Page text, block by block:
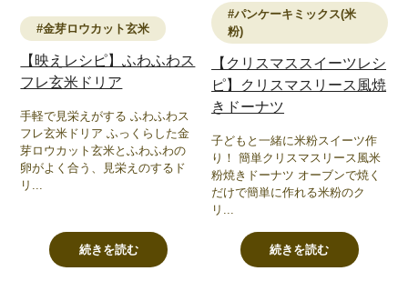
#金芽ロウカット玄米
【映えレシピ】ふわふわス
フレ玄米ドリア
手軽で見栄えがする ふわふわス
フレ玄米ドリア ふっくらした金
芽ロウカット玄米とふわふわの
卵がよく合う、見栄えのするド
リ...
続きを読む
#パンケーキミックス(米
粉)
【クリスマススイーツレシ
ピ】クリスマスリース風焼
きドーナツ
子どもと一緒に米粉スイーツ作
り！ 簡単クリスマスリース風米
粉焼きドーナツ オーブンで焼く
だけで簡単に作れる米粉のク
リ...
続きを読む